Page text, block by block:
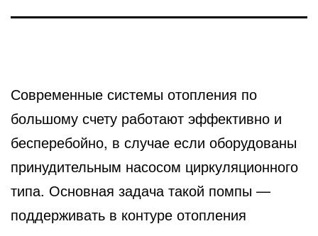
Современные системы отопления по
большому счету работают эффективно и
бесперебойно, в случае если оборудованы
принудительным насосом циркуляционного
типа. Основная задача такой помпы —
поддерживать в контуре отопления